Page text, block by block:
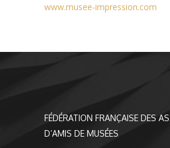
www.musee-impression.com
FÉDÉRATION FRANÇAISE DES
D’AMIS DE MUSÉES